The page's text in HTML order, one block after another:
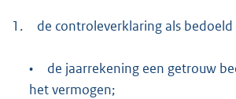
1. de controleverklaring als
•
de jaarrekening een getrouw
het vermogen;